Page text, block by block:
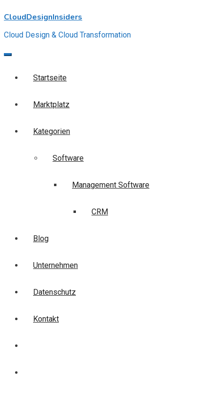
to
CloudDesignInsiders
Cloud Design & Cloud Transformation
Startseite
Marktplatz
Kategorien
Software
Management Software
CRM
Blog
Unternehmen
Datenschutz
Kontakt